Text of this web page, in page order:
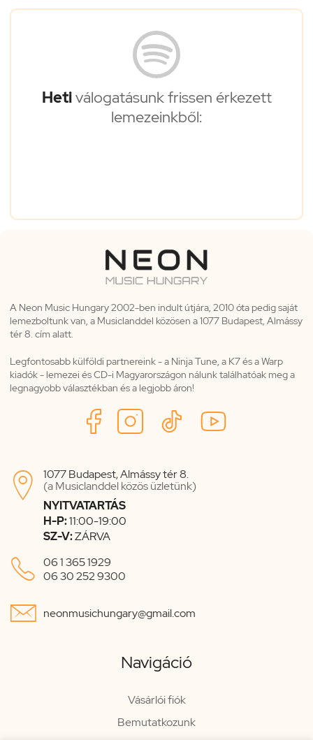
Hetiválogatásunk frissen érkezett
lemezeinkből:
A Neon Music Hungary 2002-ben indult útjára, 2010 óta pedig saját
lemezboltunk van, a Musiclanddel közösen a 1077 Budapest, Almássy
tér 8. cím alatt.
Legfontosabb külföldi partnereink - a Ninja Tune, a K7 és a Warp
kiadók - lemezei és CD-i Magyarországon nálunk találhatóak meg a
legnagyobb választékban és a legjobb áron!

1077 Budapest, Almássy tér 8.
(a Musiclanddel közös üzletünk)
NYITVATARTÁS
H-P:11:00-19:00
SZ-V:ZÁRVA
 06 1 365 1929
06 30 252 9300
 neonmusichungary@gmail.com
Navigáció
Vásárlói fiók
Bemutatkozunk